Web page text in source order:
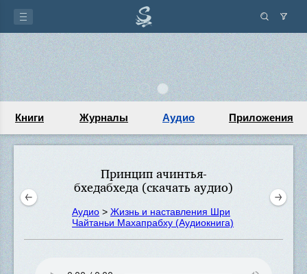
Книги Журналы Аудио Приложения
Принцип ачинтья-
бхедабхеда (скачать аудио)
Аудио > Жизнь и наставления Шри
Чайтаньи Махапрабху (Аудиокнига)